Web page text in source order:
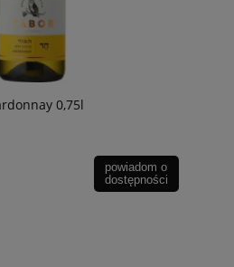
0,75l
powiadom o
dostępności